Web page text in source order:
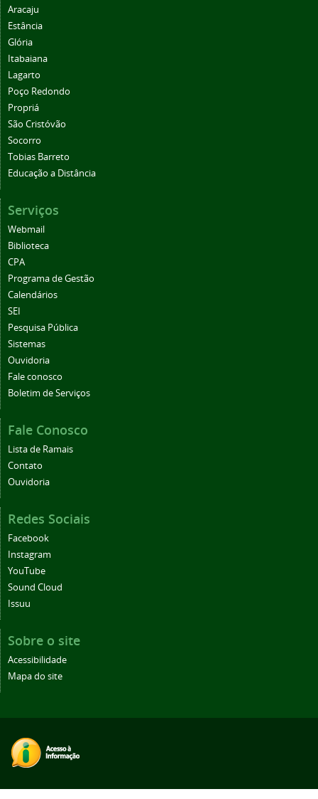
Aracaju
Estância
Glória
Itabaiana
Lagarto
Poço Redondo
Propriá
São Cristóvão
Socorro
Tobias Barreto
Educação a Distância
Serviços
Webmail
Biblioteca
CPA
Programa de Gestão
Calendários
SEI
Pesquisa Pública
Sistemas
Ouvidoria
Fale conosco
Boletim de Serviços
Fale Conosco
Lista de Ramais
Contato
Ouvidoria
Redes Sociais
Facebook
Instagram
YouTube
Sound Cloud
Issuu
Sobre o site
Acessibilidade
Mapa do site